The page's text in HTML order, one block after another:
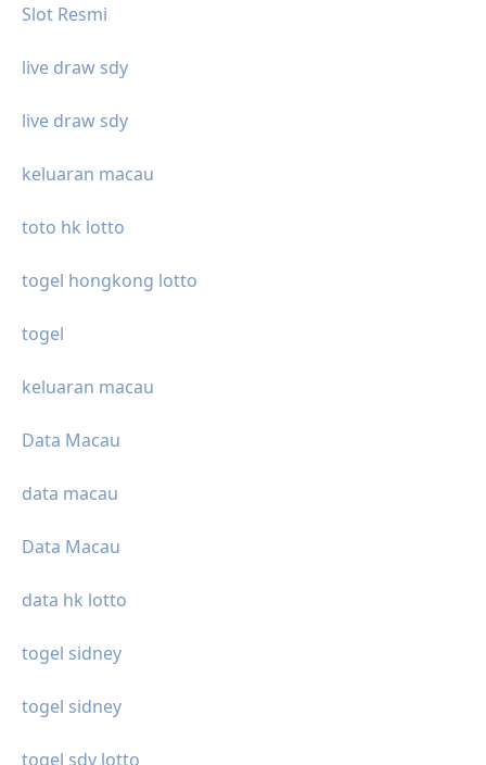
Slot Resmi
live draw sdy
live draw sdy
keluaran macau
toto hk lotto
togel hongkong lotto
togel
keluaran macau
Data Macau
data macau
Data Macau
data hk lotto
togel sidney
togel sidney
togel sdy lotto